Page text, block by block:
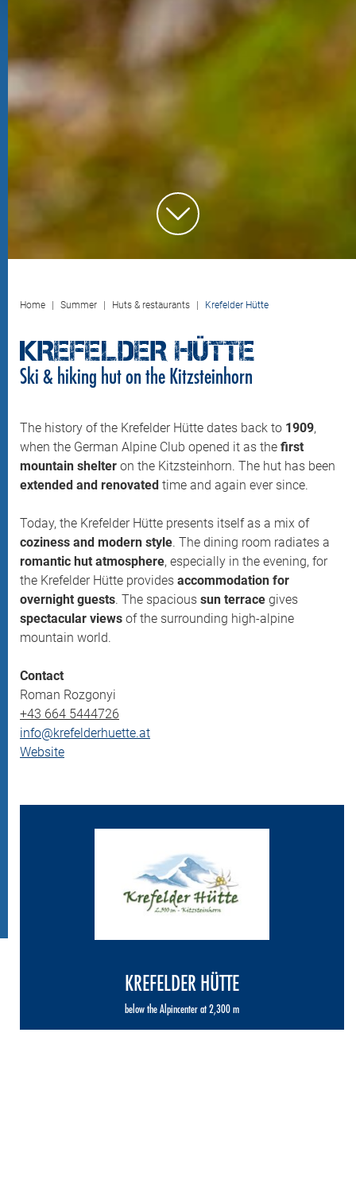
Home Summer Huts & restaurants Krefelder Hütte
KREFELDER HÜTTE
Ski & hiking hut on the Kitzsteinhorn
The history of the Krefelder Hütte dates back to 1909,
when the German Alpine Club opened it as the first
mountain shelter on the Kitzsteinhorn. The hut has been
extended and renovated time and again ever since.
Today, the Krefelder Hütte presents itself as a mix of
coziness and modern style. The dining room radiates a
romantic hut atmosphere, especially in the evening, for
the Krefelder Hütte provides accommodation for
overnight guests. The spacious sun terrace gives
spectacular views of the surrounding high-alpine
mountain world.
Contact
Roman Rozgonyi
+43 664 5444726
info@krefelderhuette.at
Website
KREFELDER HÜTTE
below the Alpincenter at 2,300 m